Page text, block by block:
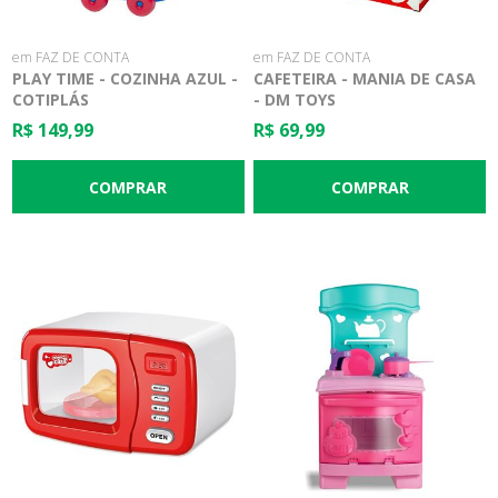
em FAZ DE CONTA
PLAY TIME - COZINHA AZUL -
COTIPLÁS
R$ 149,99
em FAZ DE CONTA
CAFETEIRA - MANIA DE CASA
- DM TOYS
R$ 69,99